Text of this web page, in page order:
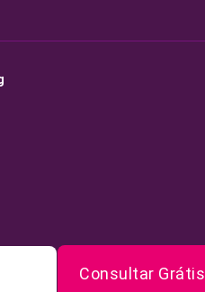
Consultar Grátis